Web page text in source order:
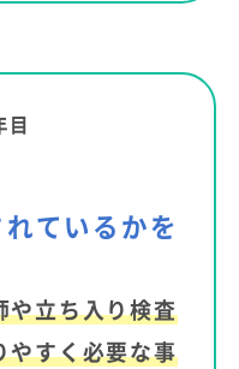
目
ているかを
や立ち入り検査
やすく必要な事